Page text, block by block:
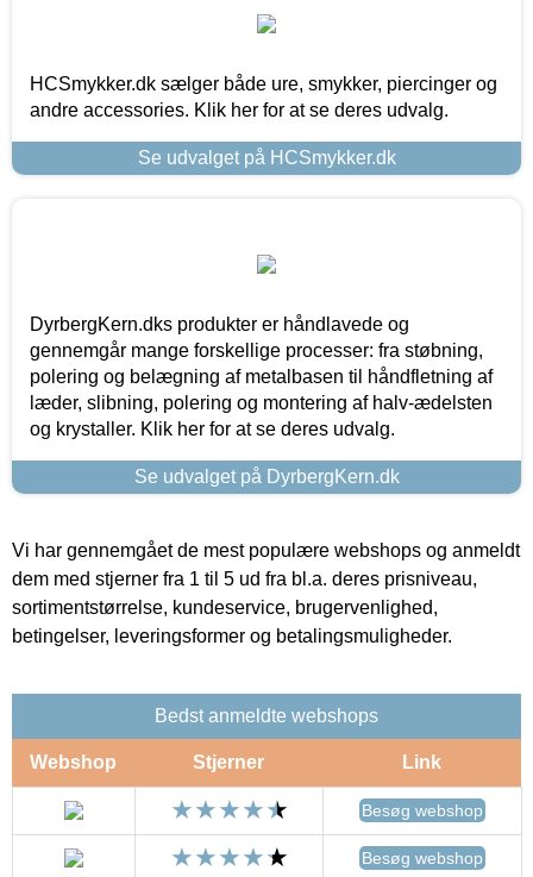
HCSmykker.dk sælger både ure, smykker, piercinger og
andre accessories. Klik her for at se deres udvalg.
Se udvalget på HCSmykker.dk
DyrbergKern.dks produkter er håndlavede og
gennemgår mange forskellige processer: fra støbning,
polering og belægning af metalbasen til håndfletning af
læder, slibning, polering og montering af halv-ædelsten
og krystaller. Klik her for at se deres udvalg.
Se udvalget på DyrbergKern.dk
Vi har gennemgået de mest populære webshops og anmeldt
dem med stjerner fra 1 til 5 ud fra bl.a. deres prisniveau,
sortimentstørrelse, kundeservice, brugervenlighed,
betingelser, leveringsformer og betalingsmuligheder.
Bedst anmeldte webshops
Webshop Stjerner Link
Besøg webshop
Besøg webshop